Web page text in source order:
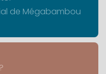
de Mégabambou